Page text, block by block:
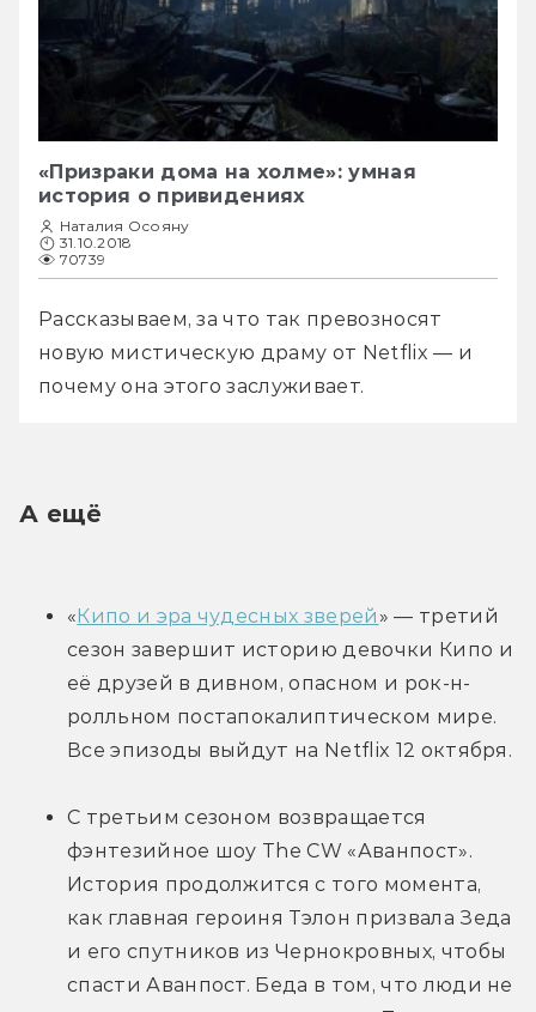
«Призраки дома на холме»: умная
история о привидениях
Наталия Осояну
31.10.2018
70739
Рассказываем, за что так превозносят
новую мистическую драму от Netflix — и
почему она этого заслуживает.
А ещё
« Кипо и эра чудесных зверей » — третий
сезон завершит историю девочки Кипо и
её друзей в дивном, опасном и рок-н-
ролльном постапокалиптическом мире.
Все эпизоды выйдут на Netflix 12 октября.
С третьим сезоном возвращается
фэнтезийное шоу The CW «Аванпост».
История продолжится с того момента,
как главная героиня Тэлон призвала Зеда
и его спутников из Чернокровных, чтобы
спасти Аванпост. Беда в том, что люди не